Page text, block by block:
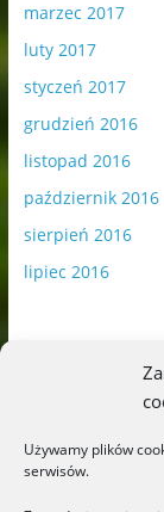
Używamy plików
serwisów.
marzec 2017
luty 2017
styczeń 2017
grudzień 2016
listopad 2016
październik 2016
sierpień 2016
lipiec 2016